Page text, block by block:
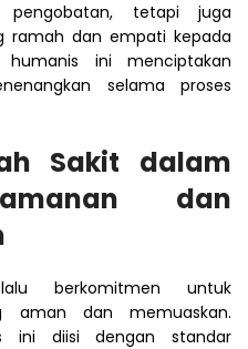
tetapi juga
ramah dan empati kepada
humanis ini menciptakan
selama proses
Sakit dalam
dan
berkomitmen untuk
aman dan memuaskan.
ini diisi dengan standar